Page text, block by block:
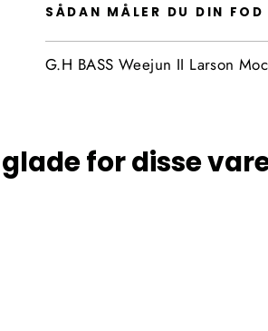
SÅDAN MÅLER DU DIN FOD
G.H BASS Weejun II Larson
for disse